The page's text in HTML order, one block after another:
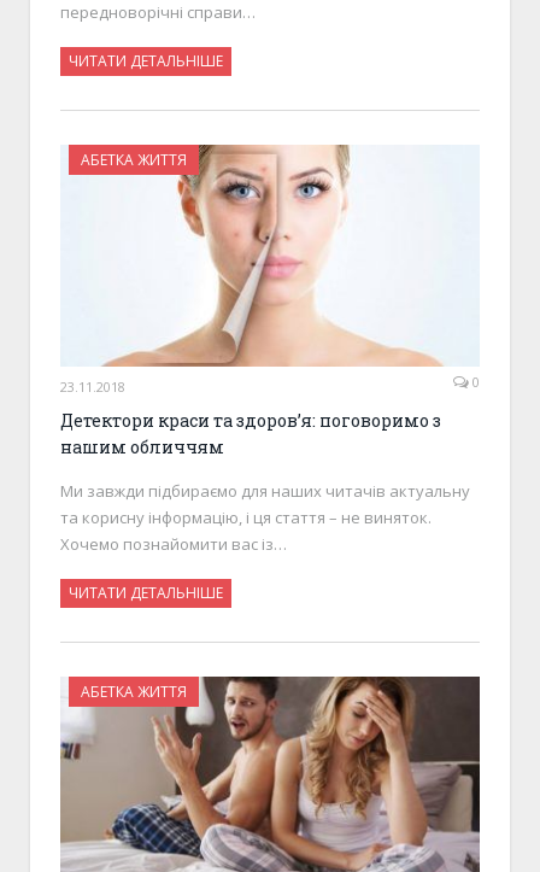
передноворічні справи…
ЧИТАТИ ДЕТАЛЬНІШЕ
АБЕТКА ЖИТТЯ
23.11.2018 0
Детектори краси та здоров’я: поговоримо з
нашим обличчям
Ми завжди підбираємо для наших читачів актуальну
та корисну інформацію, і ця стаття – не виняток.
Хочемо познайомити вас із…
ЧИТАТИ ДЕТАЛЬНІШЕ
АБЕТКА ЖИТТЯ